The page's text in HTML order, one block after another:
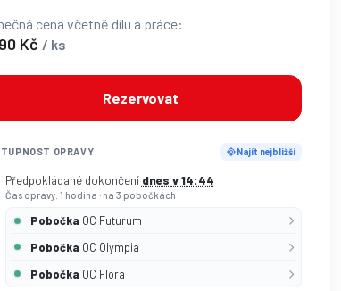
cena včetně dílu a práce:
Kč / ks
Rezervovat
OPRAVY Najít nejbližší
Předpokládané dokončení dnes v 14:44
Čas opravy: 1 hodina · na 3 pobočkách
Pobočka OC Futurum
Pobočka OC Olympia
Pobočka OC Flora